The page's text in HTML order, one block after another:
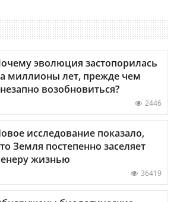
эволюция застопорилась
миллионы лет, прежде чем
возобновиться?
2446
исследование показало,
Земля постепенно заселяет
жизнью
36419